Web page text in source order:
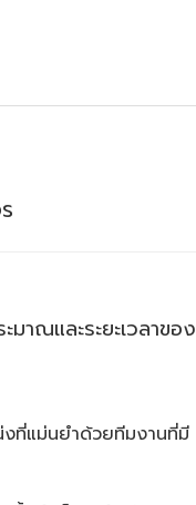
มาณและระยะเวลาของ
งที่แม่นยำด้วยทีมงานที่มี